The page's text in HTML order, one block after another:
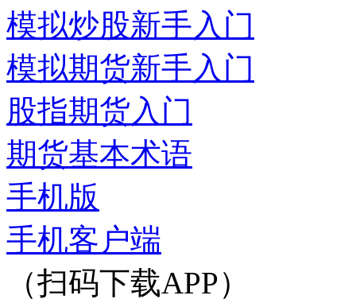
模拟炒股新手入门
模拟期货新手入门
股指期货入门
期货基本术语
手机版
手机客户端
（扫码下载APP）